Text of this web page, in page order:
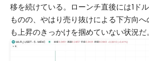
移を続けている。ローンチ直後には1ド
ものの、やはり売り抜けによる下方向
も上昇のきっかけを掴めていない状況だ。